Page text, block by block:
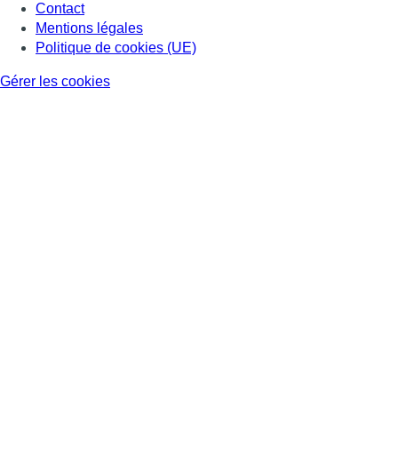
Contact
Mentions légales
Politique de cookies (UE)
Gérer les cookies